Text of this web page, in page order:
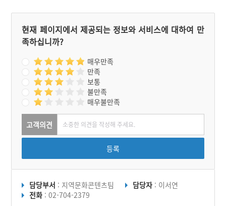
현재 페이지에서 제공되는 정보와 서비스에 대하여 만
족하십니까?
매우만족
만족
보통
불만족
매우불만족
고객의견
등록
담당부서 : 지역문화콘텐츠팀 담당자 : 이서연
전화 : 02-704-2379